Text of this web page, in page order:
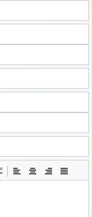
사이트
것입니다.
니다.
위해 아래와 같은
전화번호 ,
속 IP 정보
)
해 활용합니다..
제공에 따른